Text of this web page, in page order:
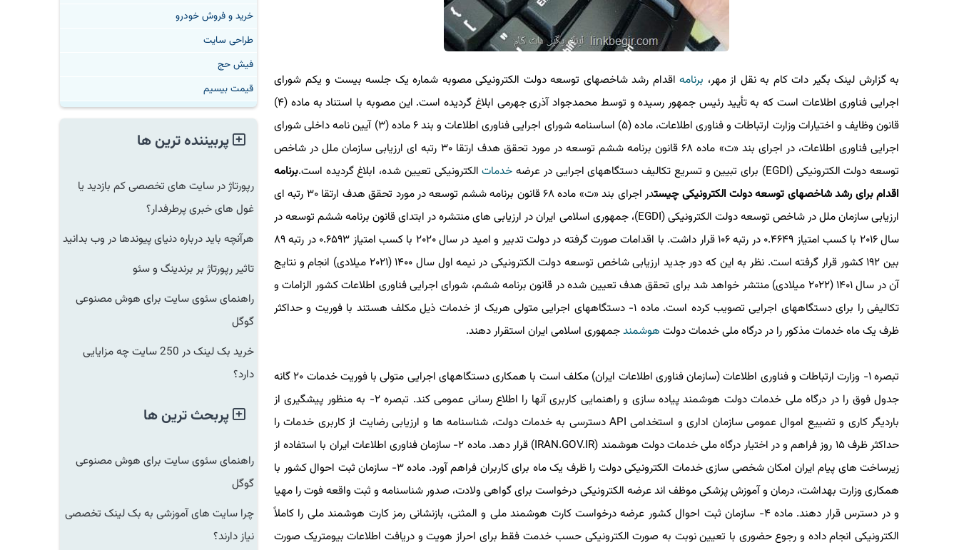
به گزارش لینک بگیر دات کام به نقل از مهر، برنامه اقدام رشد شاخصهای توسعه دولت الکترونیکی مصوبه شماره یک جلسه بیست و یکم شورای
اجرایی فناوری اطلاعات است که به تأیید رئیس جمهور رسیده و توسط محمدجواد آذری جهرمی ابلاغ گردیده است. این مصوبه با استناد به ماده (۴)
قانون وظایف و اختیارات وزارت ارتباطات و فناوری اطلاعات، ماده (۵) اساسنامه شورای اجرایی فناوری اطلاعات و بند ۶ ماده (۳) آیین نامه داخلی شورای
اجرایی فناوری اطلاعات، در اجرای بند «ت» ماده ۶۸ قانون برنامه ششم توسعه در مورد تحقق هدف ارتقا ۳۰ رتبه ای ارزیابی سازمان ملل در شاخص
توسعه دولت الکترونیکی (EGDI) برای تبیین و تسریع تکالیف دستگاههای اجرایی در عرضه
خدماتالکترونیکی تعیین شده، ابلاغ گردیده است.برنامه
اقدام برای رشد شاخصهای توسعه دولت الکترونیکی چیست
در اجرای بند «ت» ماده ۶۸ قانون برنامه ششم توسعه در مورد تحقق هدف ارتقا ۳۰ رتبه ای
ارزیابی سازمان ملل در شاخص توسعه دولت الکترونیکی (EGDI)، جمهوری اسلامی ایران در ارزیابی های منتشره در ابتدای قانون برنامه ششم توسعه در
سال ۲۰۱۶ با کسب امتیاز ۰.۴۶۴۹ در رتبه ۱۰۶ قرار داشت. با اقدامات صورت گرفته در دولت تدبیر و امید در سال ۲۰۲۰ با کسب امتیاز ۰.۶۵۹۳ در رتبه ۸۹
بین ۱۹۲ کشور قرار گرفته است. نظر به این که دور جدید ارزیابی شاخص توسعه دولت الکترونیکی در نیمه اول سال ۱۴۰۰ (۲۰۲۱ میلادی) انجام و نتایج
آن در سال ۱۴۰۱ (۲۰۲۲ میلادی) منتشر خواهد شد برای تحقق هدف تعیین شده در قانون برنامه ششم، شورای اجرایی فناوری اطلاعات کشور الزامات و
تکالیفی را برای دستگاههای اجرایی تصویب کرده است. ماده ۱- دستگاههای اجرایی متولی هریک از خدمات ذیل مکلف هستند با فوریت و حداکثر
ظرف یک ماه خدمات مذکور را در درگاه ملی خدمات دولت هوشمندجمهوری اسلامی ایران استقرار دهند.
تبصره ۱- وزارت ارتباطات و فناوری اطلاعات (سازمان فناوری اطلاعات ایران) مکلف است با همکاری دستگاههای اجرایی متولی با فوریت خدمات ۲۰ گانه
جدول فوق را در درگاه ملی خدمات دولت هوشمند پیاده سازی و راهنمایی کاربری آنها را اطلاع رسانی عمومی کند. تبصره ۲- به منظور پیشگیری از
باردیگر کاری و تضییع اموال عمومی سازمان اداری و استخدامی API دسترسی به خدمات دولت، شناسنامه ها و ارزیابی رضایت از کاربری خدمات را
حداکثر ظرف ۱۵ روز فراهم و در اختیار درگاه ملی خدمات دولت هوشمند (IRAN.GOV.IR) قرار دهد. ماده ۲- سازمان فناوری اطلاعات ایران با استفاده از
زیرساخت های پیام ایران امکان شخصی سازی خدمات الکترونیکی دولت را ظرف یک ماه برای کاربران فراهم آورد. ماده ۳- سازمان ثبت احوال کشور با
همکاری وزارت بهداشت، درمان و آموزش پزشکی موظف اند عرضه الکترونیکی درخواست برای گواهی ولادت، صدور شناسنامه و ثبت واقعه فوت را مهیا
و در دسترس قرار دهند. ماده ۴- سازمان ثبت احوال کشور عرضه درخواست کارت هوشمند ملی و المثنی، بازنشانی رمز کارت هوشمند ملی را کاملاً
الکترونیکی انجام داده و رجوع حضوری با تعیین نوبت به صورت الکترونیکی حسب خدمت فقط برای احراز هویت و دریافت اطلاعات بیومتریک صورت
خرید و فروش خودرو
طراحی سایت
فیش حج
قیمت بیسیم
پربیننده ترین ها
رپورتاژ در سایت های تخصصی کم بازدید یا
غول های خبری پرطرفدار؟
هرآنچه باید درباره دنیای پیوندها در وب بدانید
تاثیر رپورتاژ بر برندینگ و سئو
راهنمای سئوی سایت برای هوش مصنوعی
گوگل
خرید بک لینک در 250 سایت چه مزایایی
دارد؟
پربحث ترین ها
راهنمای سئوی سایت برای هوش مصنوعی
گوگل
چرا سایت های آموزشی به بک لینک تخصصی
نیاز دارند؟